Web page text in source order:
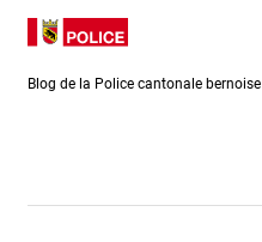
Directement
au contenu
Directement
vers la
recherche
Blog de la Police cantonale bernoise